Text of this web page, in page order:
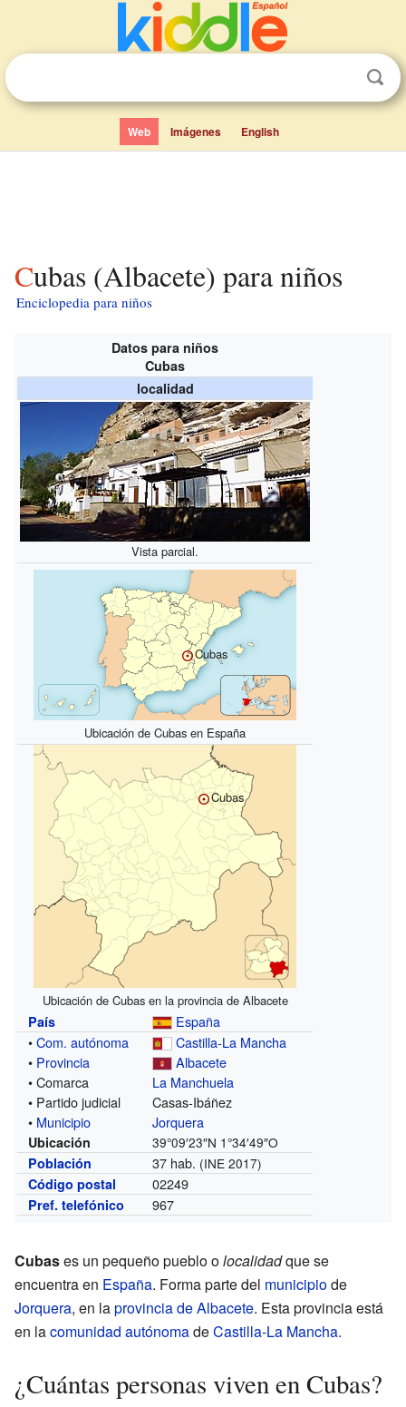
Web Imágenes English
Cubas (Albacete) para niños
Enciclopedia para niños
Datos para niños
Cubas
localidad
Vista parcial.
Cubas
Ubicación de Cubas en España
Cubas
Ubicación de Cubas en la provincia de Albacete
País
España
•Com. autónoma
Castilla-La Mancha
• Provincia
Albacete
• Comarca
La Manchuela
• Partido judicial
Casas-Ibáñez
• Municipio Jorquera
Ubicación 39°09′23″N 1°34′49″O
Población
37 hab. (INE 2017)
Código postal
02249
Pref. telefónico 967
Cubases un pequeño pueblo olocalidadque se
encuentra en España. Forma parte del municipiode
Jorquera, en laprovincia de Albacete. Esta provincia está
en lacomunidad autónomadeCastilla-La Mancha.
¿Cuántas personas viven en Cubas?